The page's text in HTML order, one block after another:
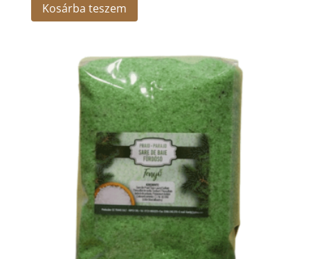
Kosárba teszem